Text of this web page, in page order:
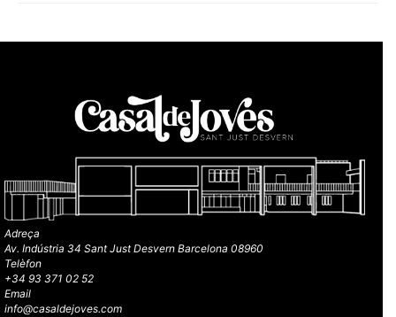
Adreça
Av. Indústria 34 Sant Just Desvern Barcelona 08960
Telèfon
+34 93 371 02 52
Email
info@casaldejoves.com